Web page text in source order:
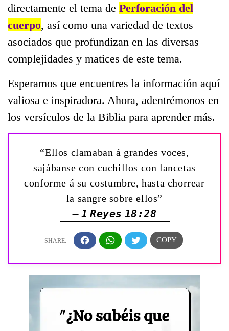
directamente el tema de Perforación del
cuerpo, así como una variedad de textos
asociados que profundizan en las diversas
complejidades y matices de este tema.
Esperamos que encuentres la información aquí
valiosa e inspiradora. Ahora, adentrémonos en
los versículos de la Biblia para aprender más.
“Ellos clamaban á grandes voces,
sajábanse con cuchillos con lancetas
conforme á su costumbre, hasta chorrear
la sangre sobre ellos”
— 1 Reyes 18:28